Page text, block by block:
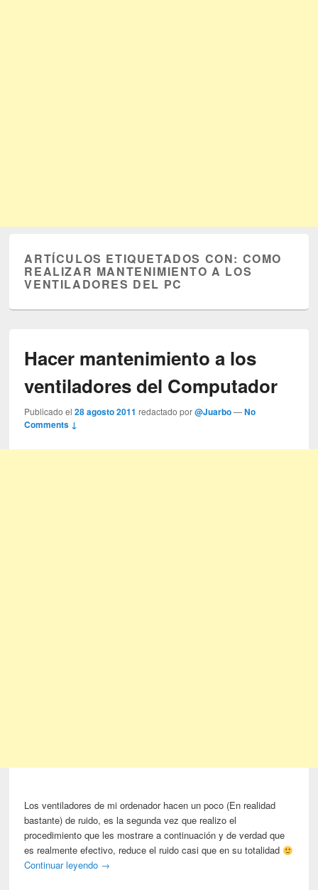
ARTÍCULOS ETIQUETADOS CON: COMO
REALIZAR MANTENIMIENTO A LOS
VENTILADORES DEL PC
Hacer mantenimiento a los
ventiladores del Computador
Publicado el28 agosto 2011 redactado por@Juarbo —No
Comments ↓
Los ventiladores de mi ordenador hacen un poco (En realidad
bastante) de ruido, es la segunda vez que realizo el
procedimiento que les mostrare a continuación y de verdad que
es realmente efectivo, reduce el ruido casi que en su totalidad
Continuar leyendo →